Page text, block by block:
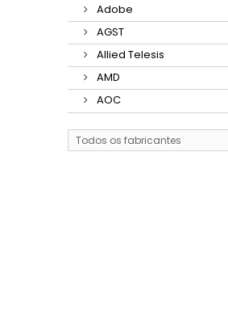
Adobe
AGST
Allied Telesis
AMD
AOC
Todos os fabricantes